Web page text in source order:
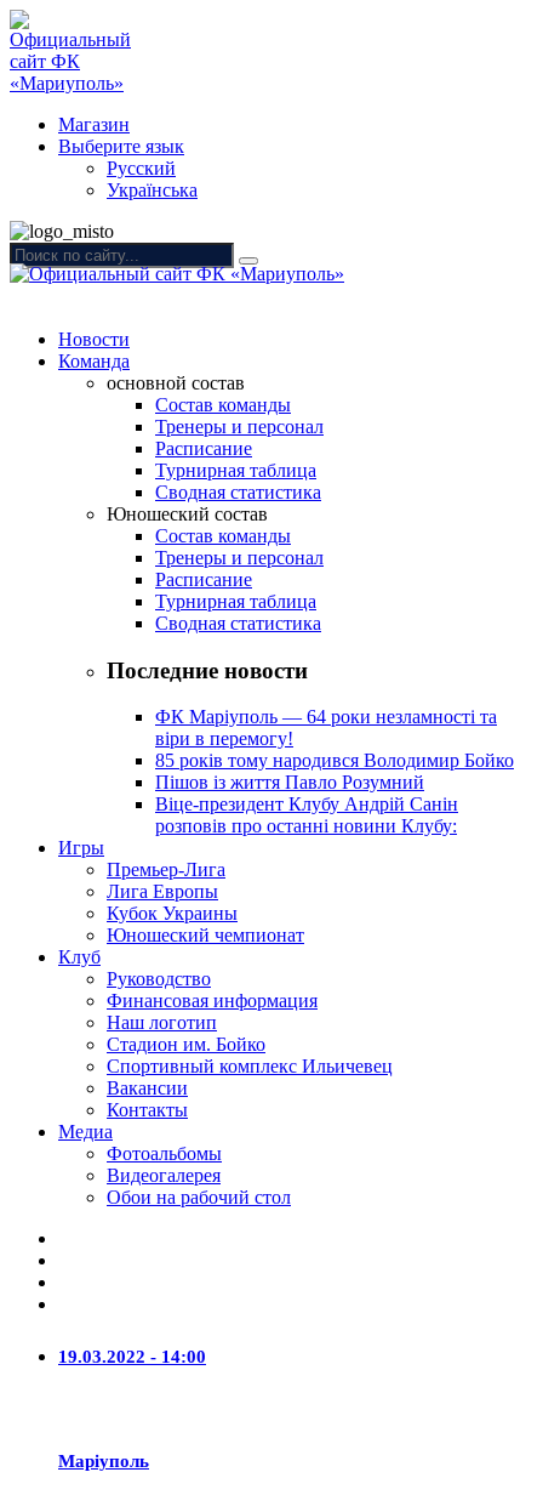
Магазин
Выберите язык
Русский
Українська
Новости
Команда
основной состав
Состав команды
Тренеры и персонал
Расписание
Турнирная таблица
Сводная статистика
Юношеский состав
Состав команды
Тренеры и персонал
Расписание
Турнирная таблица
Сводная статистика
Последние новости
ФК Маріуполь — 64 роки незламності та
віри в перемогу!
85 років тому народився Володимир Бойко
Пішов із життя Павло Розумний
Віце-президент Клубу Андрій Санін
розповів про останні новини Клубу:
Игры
Премьер-Лига
Лига Европы
Кубок Украины
Юношеский чемпионат
Клуб
Руководство
Финансовая информация
Наш логотип
Стадион им. Бойко
Спортивный комплекс Ильичевец
Вакансии
Контакты
Медиа
Фотоальбомы
Видеогалерея
Обои на рабочий стол
19.03.2022 - 14:00
Маріуполь